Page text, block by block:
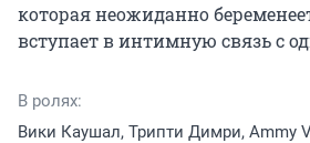
которая неожиданно
вступает в интимную связь с
В ролях:
Вики Каушал, Трипти Димри, Ammy